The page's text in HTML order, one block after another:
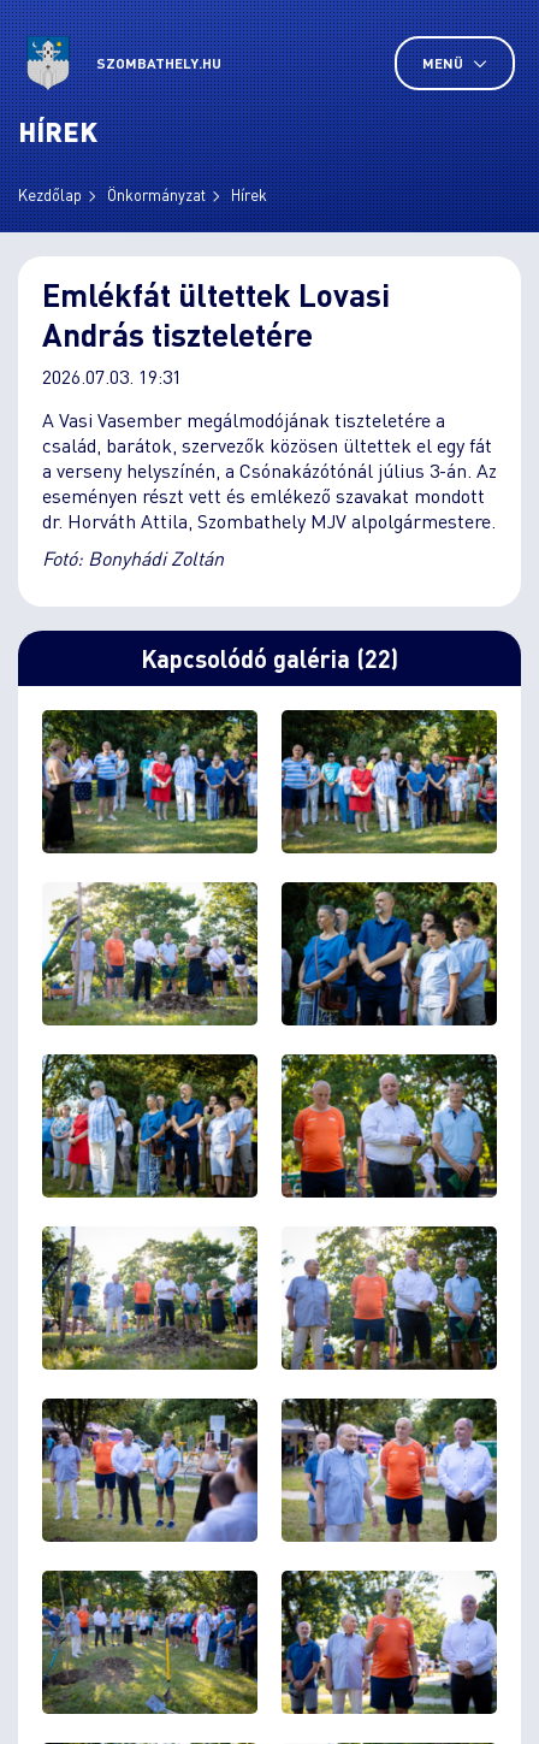
SZOMBATHELY.HU MENÜ
HÍREK
Kezdőlap Önkormányzat Hírek
Emlékfát ültettek Lovasi
András tiszteletére
2026.07.03. 19:31
A Vasi Vasember megálmodójának tiszteletére a
család, barátok, szervezők közösen ültettek el egy fát
a verseny helyszínén, a Csónakázótónál július 3-án. Az
eseményen részt vett és emlékező szavakat mondott
dr. Horváth Attila, Szombathely MJV alpolgármestere.
Fotó: Bonyhádi Zoltán
Kapcsolódó galéria (22)